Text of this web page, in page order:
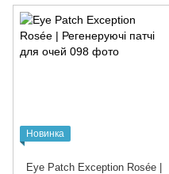
Новинка
Eye Patch Exception Rosée |